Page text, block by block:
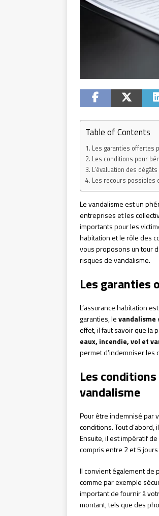
Table of Contents
Les garanties offertes
Les conditions pour
L’évaluation des
Les recours possibles
Le vandalisme est un
entreprises et les
importants pour les
habitation et le rôle des
vous proposons un tour
risques de vandalisme.
Les garanties
L’assurance habitation
garanties, levandalisme
effet, il faut savoir que la
eaux, incendie, vol et
permet d’indemniser les
Les
vandalisme
Pour être indemnisé par
conditions. Tout
Ensuite, il est impératif
compris entre 2 et 5
Il convient également de
comme par exemple
important de fournir à
montant, tels que des